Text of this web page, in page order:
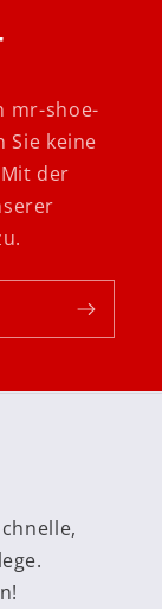
mr-shoe-
Sie keine
der